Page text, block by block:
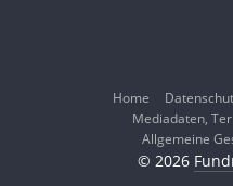
Home
Mediadaten,
Allgemeine
© 2026